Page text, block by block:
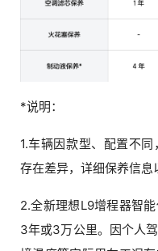
*说明：
1.车辆因款型、配置不
存在差异，详细保养信息
2.全新理想L9增程器智
3年或3万公里。因个人